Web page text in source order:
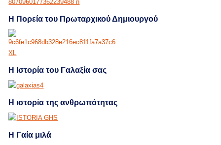
Η Πορεία του Πρωταρχικού Δημιουργού
Η Ιστορία του Γαλαξία σας
Η ιστορία της ανθρωπότητας
Η Γαία μιλά